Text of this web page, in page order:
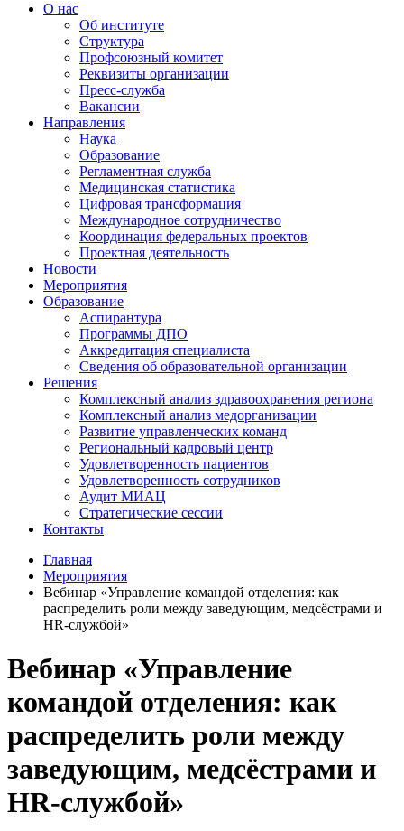
О нас
Об институте
Структура
Профсоюзный комитет
Реквизиты организации
Пресс-служба
Вакансии
Направления
Наука
Образование
Регламентная служба
Медицинская статистика
Цифровая трансформация
Международное сотрудничество
Координация федеральных проектов
Проектная деятельность
Новости
Мероприятия
Образование
Аспирантура
Программы ДПО
Аккредитация специалиста
Сведения об образовательной организации
Решения
Комплексный анализ здравоохранения региона
Комплексный анализ медорганизации
Развитие управленческих команд
Региональный кадровый центр
Удовлетворенность пациентов
Удовлетворенность сотрудников
Аудит МИАЦ
Стратегические сессии
Контакты
Главная
Мероприятия
Вебинар «Управление командой отделения: как
распределить роли между заведующим, медсёстрами и
HR-службой»
Вебинар «Управление
командой отделения: как
распределить роли между
заведующим, медсёстрами и
HR-службой»